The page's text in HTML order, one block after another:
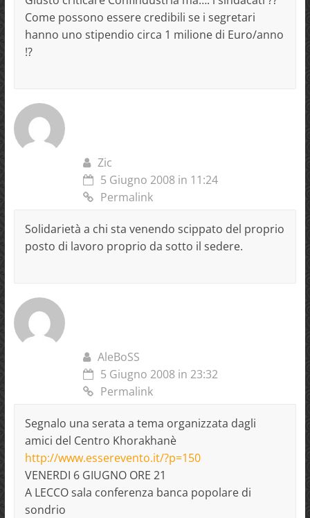
Come possono essere credibili se i segretari
hanno uno stipendio circa 1 milione di Euro/anno
!?
Zic
5 Giugno 2008 in 11:24
Permalink
Solidarietà a chi sta venendo scippato del proprio
posto di lavoro proprio da sotto il sedere.
AleBoSS
5 Giugno 2008 in 23:32
Permalink
Segnalo una serata a tema organizzata dagli
amici del Centro Khorakhanè
http://www.esserevento.it/?p=150
VENERDI 6 GIUGNO ORE 21
A LECCO sala conferenza banca popolare di
sondrio